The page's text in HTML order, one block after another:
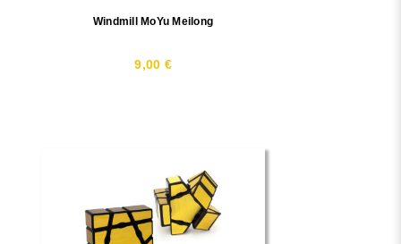
Windmill MoYu Meilong
9,00 €